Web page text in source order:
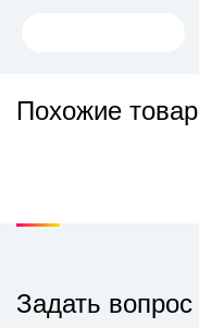
Похожие
Задать вопрос